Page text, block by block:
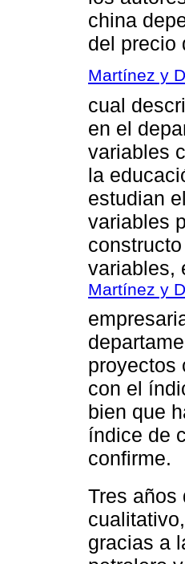
china
del precio
Martínez y
cual
en el
variables
la
estudian
variables
variables,
Martínez y
proyectos
con el
bien que
índice de
confirme.
Tres años
gracias a